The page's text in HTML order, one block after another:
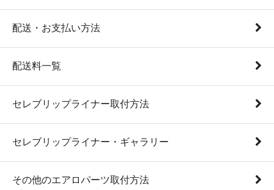
配送・お支払い方法
配送料一覧
セレブリップライナー取付方法
セレブリップライナー・ギャラリー
その他のエアロパーツ取付方法